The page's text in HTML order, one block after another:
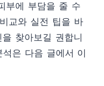
부에 부담을 줄 수
교와 실전 팁을 바
찾아보길 권합니
은 다음 글에서 이